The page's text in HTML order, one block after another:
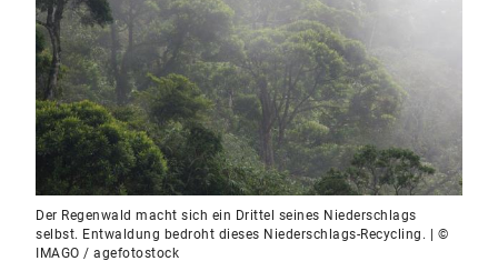
Der Regenwald macht sich ein Drittel seines Niederschlags
selbst. Entwaldung bedroht dieses Niederschlags-Recycling. | ©
IMAGO / agefotostock